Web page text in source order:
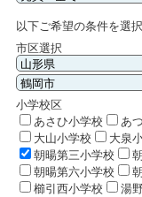
以下ご希望の条件を選
市区選択
小学校区
あさひ小学校
あ
大山小学校
大泉
朝暘第三小学校
朝暘第六小学校
櫛引西小学校
湯